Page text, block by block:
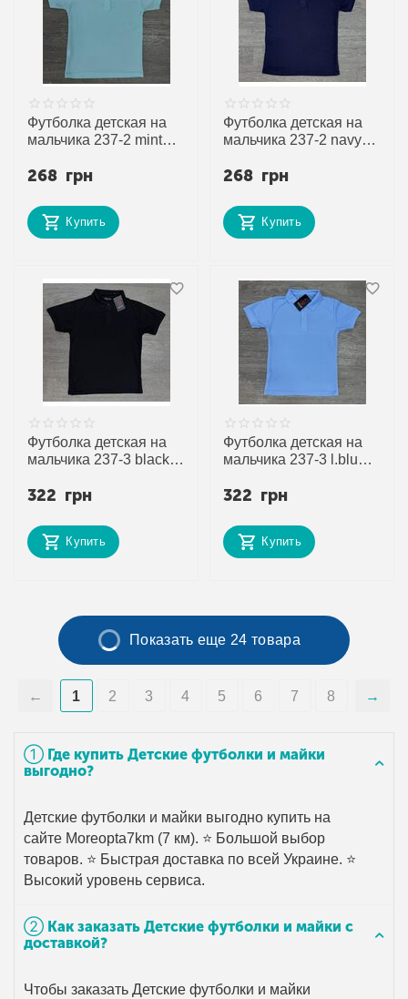
➀ Где купить Детские футболки и майки
выгодно?
Детские футболки и майки выгодно купить на
сайте Moreopta7km (7 км). ⭐ Большой выбор
товаров. ⭐ Быстрая доставка по всей Украине. ⭐
Высокий уровень сервиса.
➁ Как заказать Детские футболки и майки с
доставкой?
Чтобы заказать Детские футболки и майки
Футболка детская на
мальчика 237-2 mint
недорого оптом от
268 грн
Купить
Футболка детская на
мальчика 237-2 navy
недорого оптом от
268 грн
Купить
Футболка детская на
мальчика 237-3 black
недорого оптом от
322 грн
Купить
Футболка детская на
мальчика 237-3 l.blue
недорого оптом от
322 грн
Купить
Показать еще 24 товара
1 2 3 4 5 6 7 8